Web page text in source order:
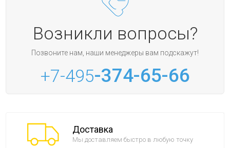
Возникли вопросы?
Позвоните нам, наши менеджеры вам подскажут!
+7-495-374-65-66
Доставка
Мы доставляем быстро в любую точку